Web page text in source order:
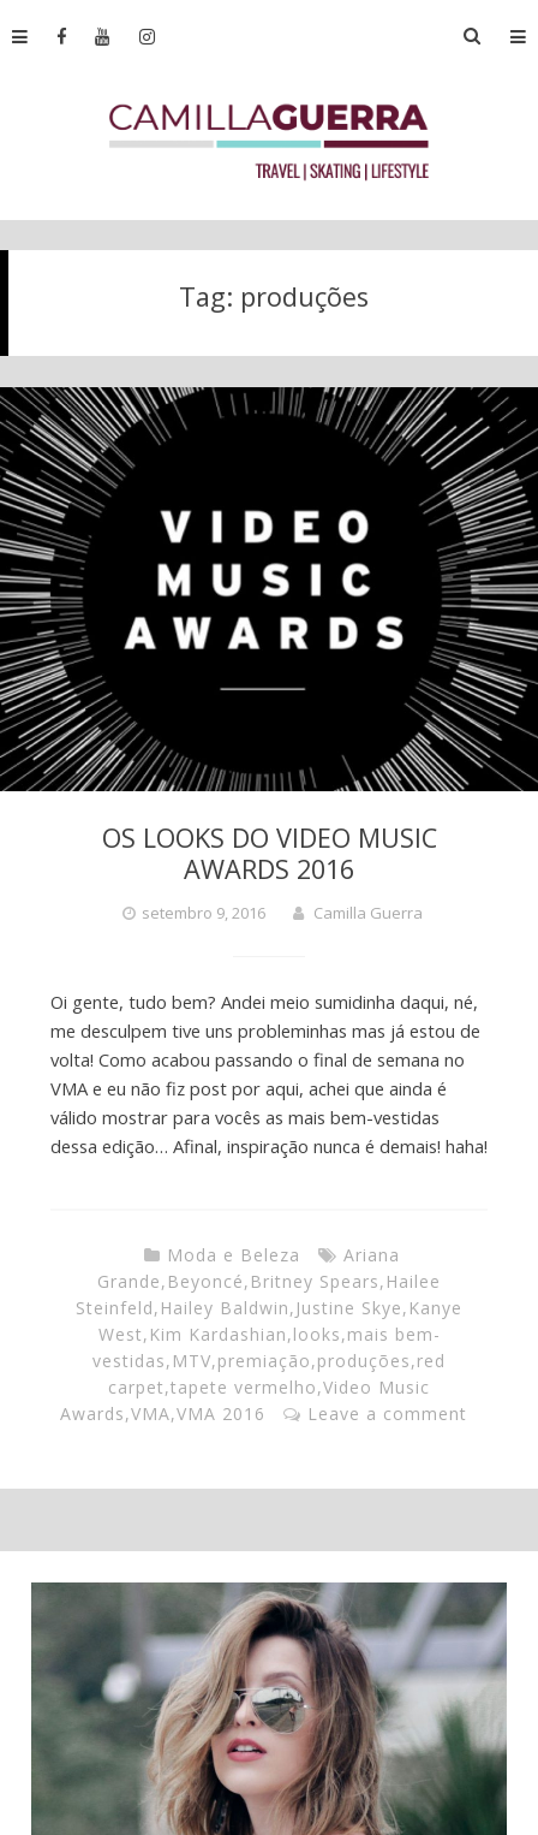
Tag: produções
OS LOOKS DO VIDEO MUSIC
AWARDS 2016
setembro 9, 2016 Camilla Guerra
Oi gente, tudo bem? Andei meio sumidinha daqui, né,
me desculpem tive uns probleminhas mas já estou de
volta! Como acabou passando o final de semana no
VMA e eu não fiz post por aqui, achei que ainda é
válido mostrar para vocês as mais bem-vestidas
dessa edição… Afinal, inspiração nunca é demais! haha!
Moda e Beleza
Ariana
Grande, Beyoncé, Britney Spears, Hailee
Steinfeld, Hailey Baldwin, Justine Skye, Kanye
West, Kim Kardashian,looks,mais bem-
vestidas, MTV,premiação,produções,red
carpet,tapete vermelho,Video Music
Awards,VMA,VMA 2016 Leave a comment